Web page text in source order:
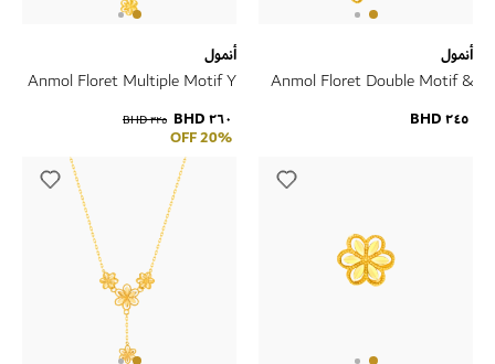
أنمول
Anmol Floret Double Motif &
٢٤٥ BHD
أنمول
Anmol Floret Multiple Motif Y
٢٦٠ BHD ٣٢٥ BHD
20% OFF